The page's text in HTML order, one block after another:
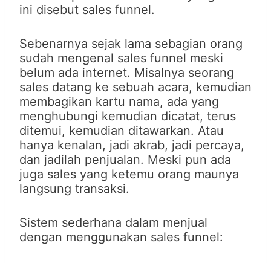
ini disebut sales funnel.
Sebenarnya sejak lama sebagian orang
sudah mengenal sales funnel meski
belum ada internet. Misalnya seorang
sales datang ke sebuah acara, kemudian
membagikan kartu nama, ada yang
menghubungi kemudian dicatat, terus
ditemui, kemudian ditawarkan. Atau
hanya kenalan, jadi akrab, jadi percaya,
dan jadilah penjualan. Meski pun ada
juga sales yang ketemu orang maunya
langsung transaksi.
Sistem sederhana dalam menjual
dengan menggunakan sales funnel: